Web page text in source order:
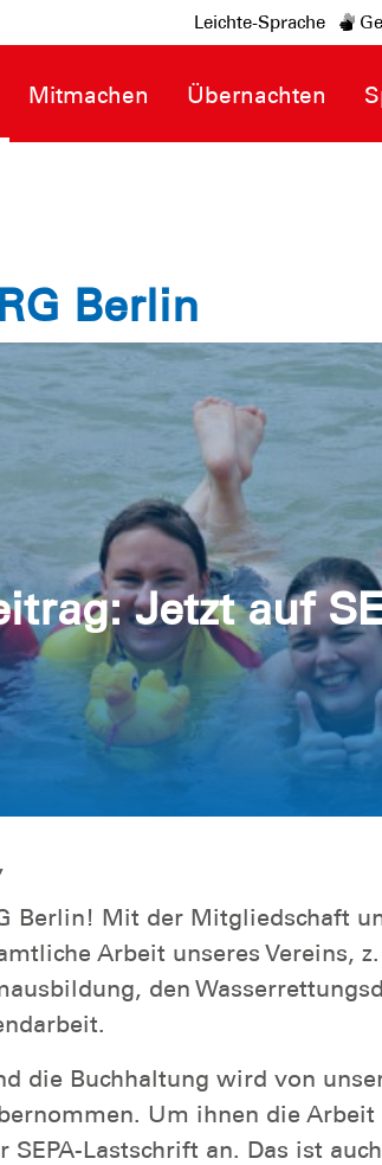
Leichte-Sprache
Mitmachen Übernachten
Berlin
Jetzt auf
Berlin! Mit der Mitgliedschaft
Arbeit unseres Vereins,
den
die Buchhaltung wird von
Um ihnen die
Lastschrift an. Das ist